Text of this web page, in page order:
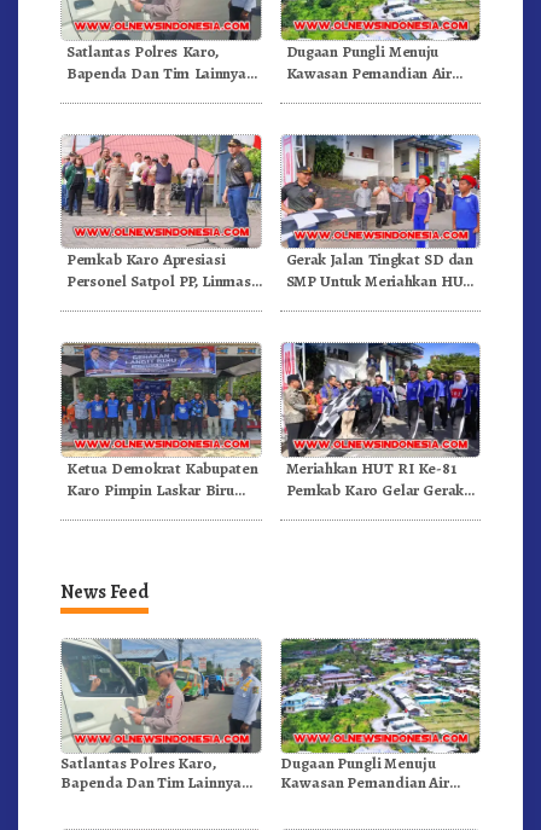
Satlantas Polres Karo,
Bapenda Dan Tim Lainnya
Dugaan Pungli Menuju
Kawasan Pemandian Air
Pemkab Karo Apresiasi
Personel Satpol PP, Linmas,
Gerak Jalan Tingkat SD dan
SMP Untuk Meriahkan HUT
Ketua Demokrat Kabupaten
Karo Pimpin Laskar Biru
Meriahkan HUT RI Ke-81
Pemkab Karo Gelar Gerak
News Feed
Satlantas Polres Karo,
Bapenda Dan Tim Lainnya
Dugaan Pungli Menuju
Kawasan Pemandian Air